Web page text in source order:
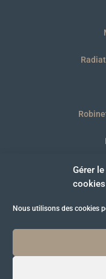
Gérer
cookies
Nous utilisons des cookies